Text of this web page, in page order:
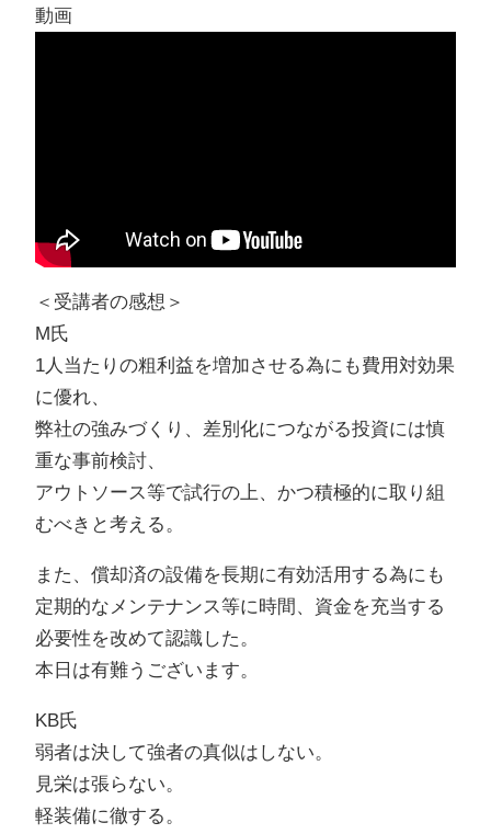
動画
＜受講者の感想＞
M氏
1人当たりの粗利益を増加させる為にも費用対効果
に優れ、
弊社の強みづくり、差別化につながる投資には慎
重な事前検討、
アウトソース等で試行の上、かつ積極的に取り組
むべきと考える。
また、償却済の設備を長期に有効活用する為にも
定期的なメンテナンス等に時間、資金を充当する
必要性を改めて認識した。
本日は有難うございます。
KB氏
弱者は決して強者の真似はしない。
見栄は張らない。
軽装備に徹する。